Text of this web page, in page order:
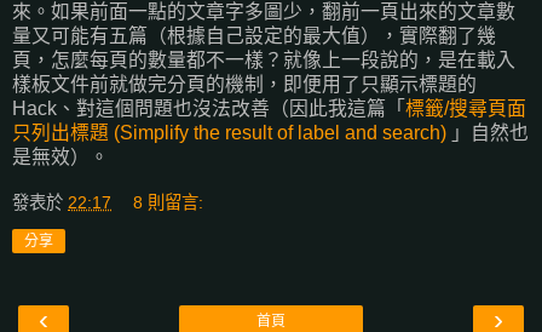
來。如果前面一點的文章字多圖少，翻前一頁出來的文章數
量又可能有五篇（根據自己設定的最大值），實際翻了幾
頁，怎麼每頁的數量都不一樣？就像上一段說的，是在載入
樣板文件前就做完分頁的機制，即便用了只顯示標題的
Hack、對這個問題也沒法改善（因此我這篇「 標籤/搜尋頁面
只列出標題 (Simplify the result of label and search) 」自然也
是無效）。
發表於 22:17 8 則留言:
分享
‹ ›
首頁